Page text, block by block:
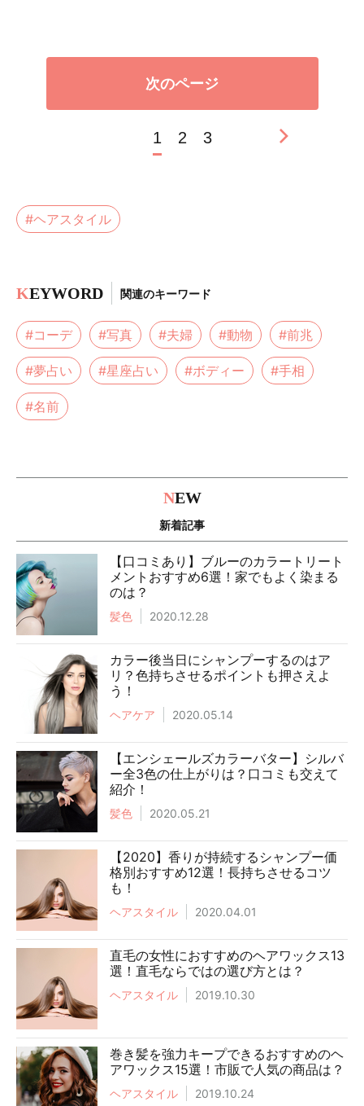
次のページ
1 2 3
#ヘアスタイル
KEYWORD 関連のキーワード
#コーデ #写真 #夫婦 #動物 #前兆
#夢占い #星座占い #ボディー #手相
#名前
NEW
新着記事
【口コミあり】ブルーのカラートリート
メントおすすめ6選！家でもよく染まる
のは？
髪色 2020.12.28
カラー後当日にシャンプーするのはア
リ？色持ちさせるポイントも押さえよ
う！
ヘアケア 2020.05.14
【エンシェールズカラーバター】シルバ
ー全3色の仕上がりは？口コミも交えて
紹介！
髪色 2020.05.21
【2020】香りが持続するシャンプー価
格別おすすめ12選！長持ちさせるコツ
も！
ヘアスタイル 2020.04.01
直毛の女性におすすめのヘアワックス13
選！直毛ならではの選び方とは？
ヘアスタイル 2019.10.30
巻き髪を強力キープできるおすすめのヘ
アワックス15選！市販で人気の商品は？
ヘアスタイル 2019.10.24